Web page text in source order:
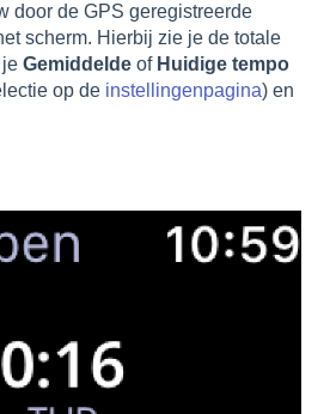
door de GPS geregistreerde
scherm. Hierbij zie je de totale
Gemiddelde of Huidige tempo
op de instellingenpagina) en